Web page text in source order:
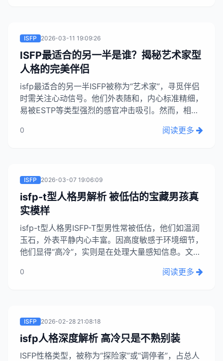
ISFP 2026-03-11 19:09:26
ISFP最适合的另一半是谁？揭秘艺术家型
人格的完美伴侣
isfp最适合的另一半ISFP被称为“艺术家”，寻觅伴侣
时需关注心动信号。他们外表随和，内心标准精细，
易被ESTP等类型强烈的感官冲击吸引。然而，相处
闻，而非空洞理论，为ISFP提供实际建议，帮助他
0 阅读更多
ISFP 2026-03-07 19:06:09
isfp-t型人格男解析 被低估的宝藏男孩真
实模样
isfp-t型人格男ISFP-T型男性常被低估，他们如温润
玉石，外表平静内心丰富。因高度敏感于环境细节，
他们显得“高冷”，实则是在处理大量感知信息。文章
表现，揭示他们并非难以接近，而是沉浸于内心世
0 阅读更多
ISFP 2026-02-28 21:08:18
isfp人格深度解析 高冷只是不熟别装
ISFP性格类型，被称为“探险家”或“调停者”，占总人